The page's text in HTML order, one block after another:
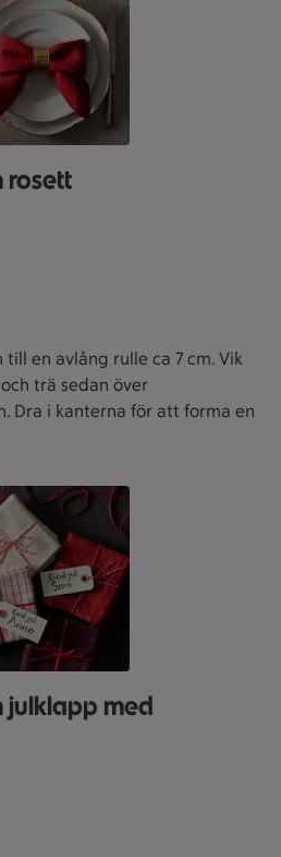
rosett
en avlång rulle ca 7 cm. Vik
trä sedan över
Dra i kanterna för att forma en
julklapp med